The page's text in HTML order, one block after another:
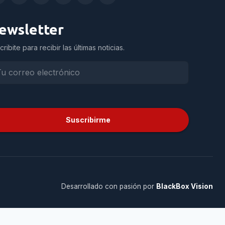
para recibir las últimas noticias.
Suscribirme
Desarrollado con pasión por BlackBox Vision